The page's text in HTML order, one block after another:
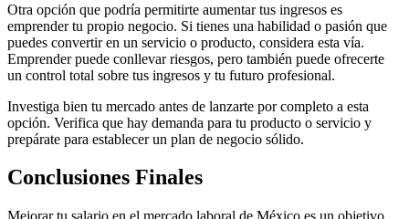
Otra opción que podría permitirte aumentar tus ingresos es
emprender tu propio negocio. Si tienes una habilidad o pasión que
puedes convertir en un servicio o producto, considera esta vía.
Emprender puede conllevar riesgos, pero también puede ofrecerte
un control total sobre tus ingresos y tu futuro profesional.
Investiga bien tu mercado antes de lanzarte por completo a esta
opción. Verifica que hay demanda para tu producto o servicio y
prepárate para establecer un plan de negocio sólido.
Conclusiones Finales